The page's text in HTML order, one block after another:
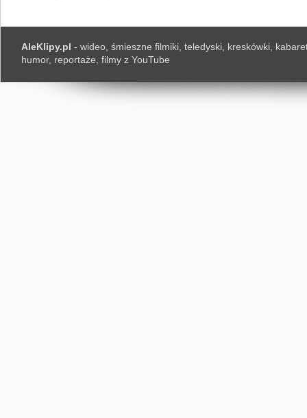
AleKlipy.pl - wideo, śmieszne filmiki, teledyski, kreskówki,
humor, reportaże, filmy z YouTube